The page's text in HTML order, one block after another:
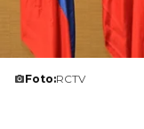
Foto:RCTV